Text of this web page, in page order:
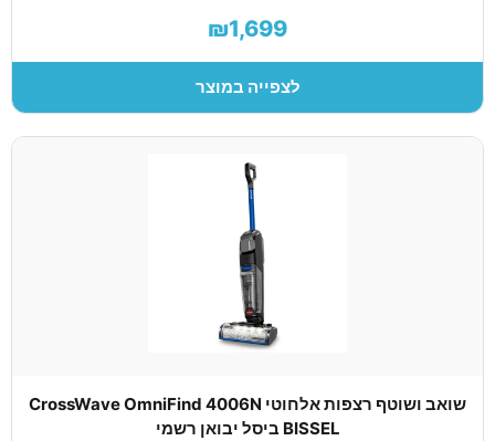
₪1,699
לצפייה במוצר
שואב ושוטף רצפות אלחוטי CrossWave OmniFind 4006N
BISSEL ביסל יבואן רשמי